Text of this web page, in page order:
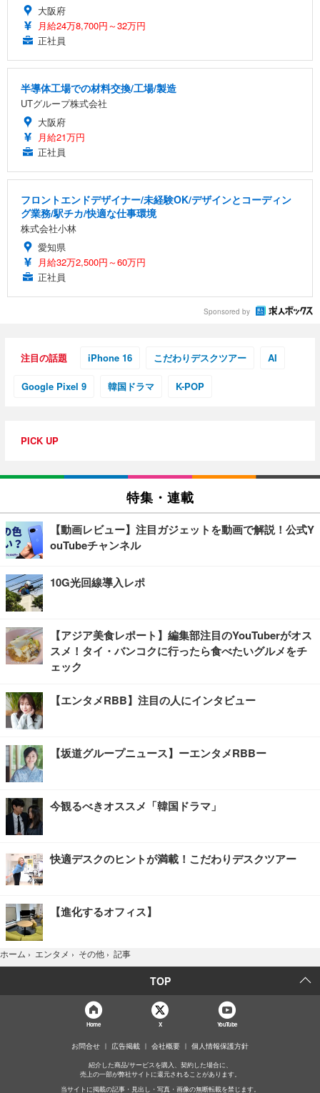
大阪府
月給24万8,700円～32万円
正社員
半導体工場での材料交換/工場/製造
UTグループ株式会社
大阪府
月給21万円
正社員
フロントエンドデザイナー/未経験OK/デザインとコーディン
グ業務/駅チカ/快適な仕事環境
株式会社小林
愛知県
月給32万2,500円～60万円
正社員
Sponsored by
注目の話題 iPhone 16 こだわりデスクツアー AI
Google Pixel 9 韓国ドラマ K-POP
PICK UP
特集・連載
【動画レビュー】注目ガジェットを動画で解説！公式Y
ouTubeチャンネル
10G光回線導入レポ
【アジア美食レポート】編集部注目のYouTuberがオス
スメ！タイ・バンコクに行ったら食べたいグルメをチ
ェック
【エンタメRBB】注目の人にインタビュー
【坂道グループニュース】ーエンタメRBBー
今観るべきオススメ「韓国ドラマ」
快適デスクのヒントが満載！こだわりデスクツアー
【進化するオフィス】
ホーム › エンタメ › その他 › 記事
TOP
Home X YouTube
お問合せ 広告掲載 会社概要 個人情報保護方針
紹介した商品/サービスを購入、契約した場合に、
売上の一部が弊社サイトに還元されることがあります。
当サイトに掲載の記事・見出し・写真・画像の無断転載を禁じます。